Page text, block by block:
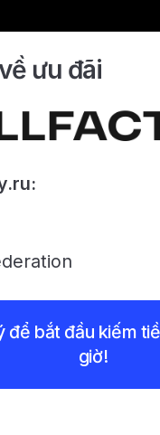
ưu đãi
để bắt đầu kiếm
giờ!